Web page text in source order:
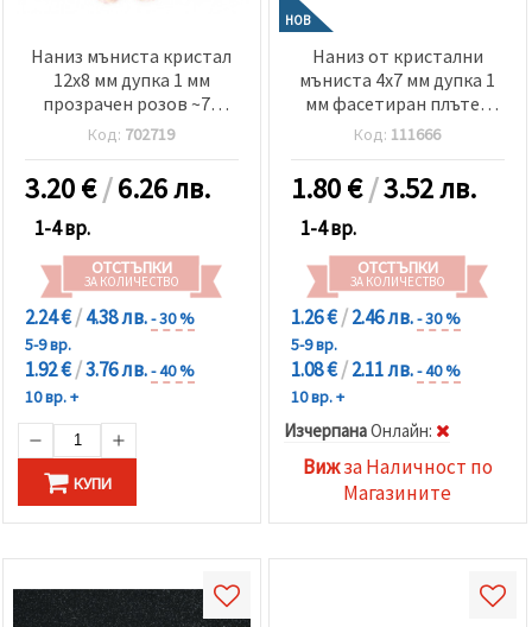
Наниз мъниста кристал
12x8 мм дупка 1 мм
прозрачен розов ~72
броя
Код: 702719
3.20€/6.26 лв.
1-4 вр.
ОТСТЪПКИ
ЗА КОЛИЧЕСТВО
2.24 €/4.38 лв.- 30 %
5-9 вр.
1.92 €/3.76 лв.- 40 %
10 вр. +
КУПИ
НОВ
Наниз от кристални
мъниста 4x7 мм дупка 1
мм фасетиран плътен
цвят черен ~80 броя
Код: 111666
1.80€/3.52 лв.
1-4 вр.
ОТСТЪПКИ
ЗА КОЛИЧЕСТВО
1.26 €/2.46 лв.- 30 %
5-9 вр.
1.08 €/2.11 лв.- 40 %
10 вр. +
ИзчерпанаOнлайн:
Вижза Наличност по
Магазините